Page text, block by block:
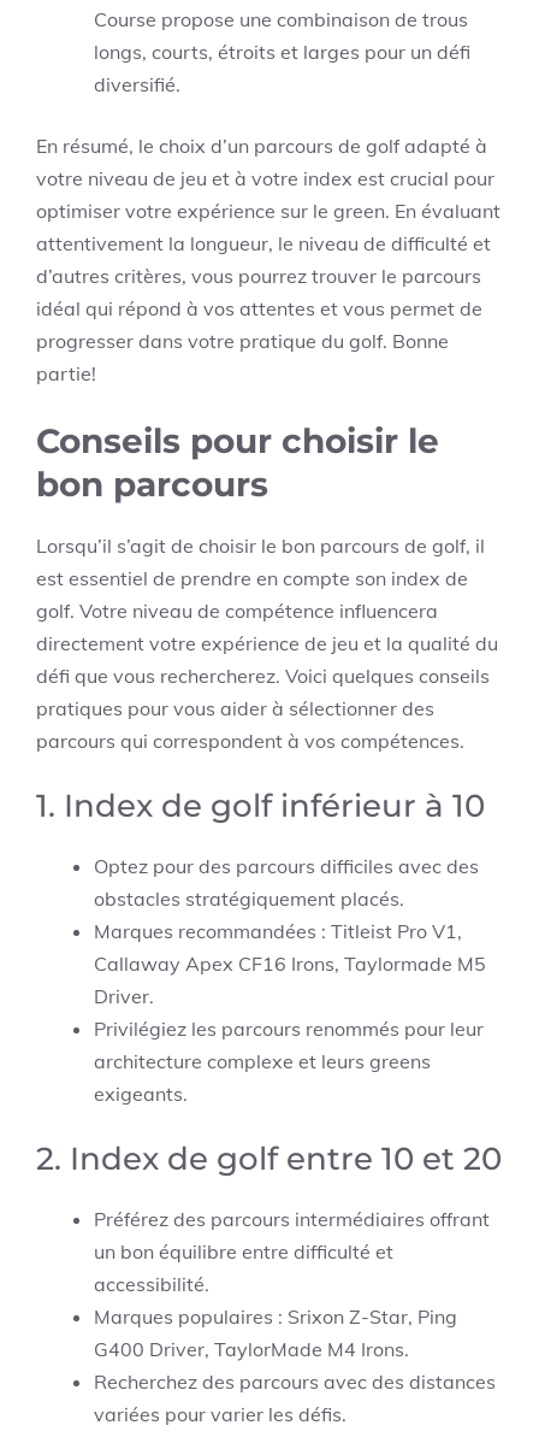
Course propose une combinaison de trous
longs, courts, étroits et larges pour un défi
diversifié.
En résumé, le choix d’un parcours de golf adapté à
votre niveau de jeu et à votre index est crucial pour
optimiser votre expérience sur le green. En évaluant
attentivement la longueur, le niveau de difficulté et
d’autres critères, vous pourrez trouver le parcours
idéal qui répond à vos attentes et vous permet de
progresser dans votre pratique du golf. Bonne
partie!
Conseils pour choisir le
bon parcours
Lorsqu’il s’agit de choisir le bon parcours de golf, il
est essentiel de prendre en compte son index de
golf. Votre niveau de compétence influencera
directement votre expérience de jeu et la qualité du
défi que vous rechercherez. Voici quelques conseils
pratiques pour vous aider à sélectionner des
parcours qui correspondent à vos compétences.
1. Index de golf inférieur à 10
Optez pour des parcours difficiles avec des
obstacles stratégiquement placés.
Marques recommandées : Titleist Pro V1,
Callaway Apex CF16 Irons, Taylormade M5
Driver.
Privilégiez les parcours renommés pour leur
architecture complexe et leurs greens
exigeants.
2. Index de golf entre 10 et 20
Préférez des parcours intermédiaires offrant
un bon équilibre entre difficulté et
accessibilité.
Marques populaires : Srixon Z-Star, Ping
G400 Driver, TaylorMade M4 Irons.
Recherchez des parcours avec des distances
variées pour varier les défis.